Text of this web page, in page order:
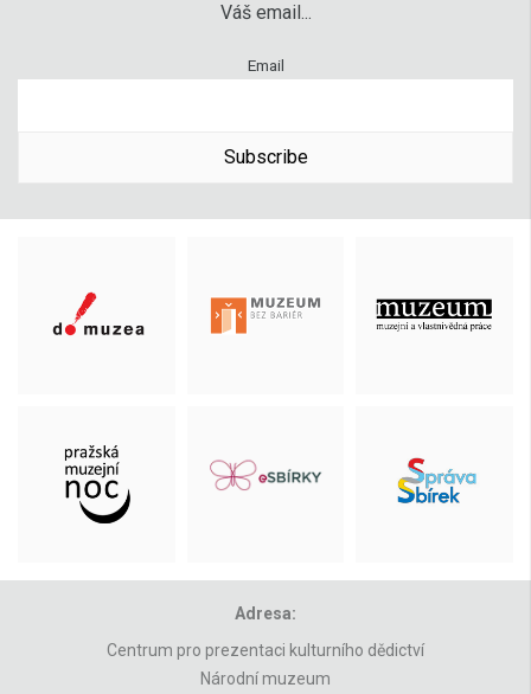
Váš email...
Email
Subscribe
Adresa:
Centrum pro prezentaci kulturního dědictví
Národní muzeum